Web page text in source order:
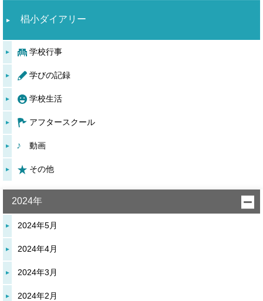
椙小ダイアリー
学校行事
学びの記録
学校生活
アフタースクール
動画
その他
2024年
2024年5月
2024年4月
2024年3月
2024年2月